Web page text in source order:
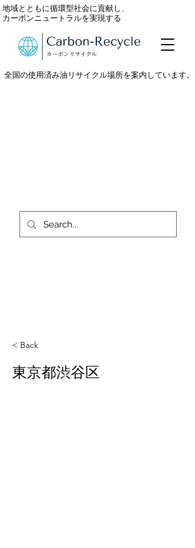
全国の使用済み油リサイクル場所を案内しています。
地域とともに循環型社会に貢献し、
カーボンニュートラルを実現する
< Back
東京都渋谷区